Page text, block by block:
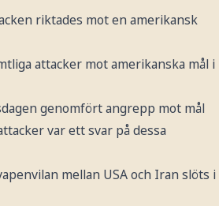
riktades mot en amerikansk
attacker mot amerikanska mål i
genomfört angrepp mot mål
var ett svar på dessa
mellan USA och Iran slöts i